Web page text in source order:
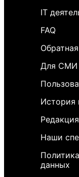
IT
FAQ
Для СМИ
История
Редакция
Наши
данных